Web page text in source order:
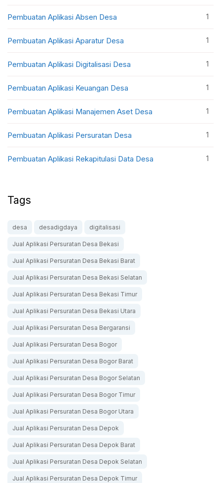
Pembuatan Aplikasi Absen Desa 1
Pembuatan Aplikasi Aparatur Desa 1
Pembuatan Aplikasi Digitalisasi Desa 1
Pembuatan Aplikasi Keuangan Desa 1
Pembuatan Aplikasi Manajemen Aset Desa 1
Pembuatan Aplikasi Persuratan Desa 1
Pembuatan Aplikasi Rekapitulasi Data Desa 1
Tags
desa desadigdaya digitalisasi
Jual Aplikasi Persuratan Desa Bekasi
Jual Aplikasi Persuratan Desa Bekasi Barat
Jual Aplikasi Persuratan Desa Bekasi Selatan
Jual Aplikasi Persuratan Desa Bekasi Timur
Jual Aplikasi Persuratan Desa Bekasi Utara
Jual Aplikasi Persuratan Desa Bergaransi
Jual Aplikasi Persuratan Desa Bogor
Jual Aplikasi Persuratan Desa Bogor Barat
Jual Aplikasi Persuratan Desa Bogor Selatan
Jual Aplikasi Persuratan Desa Bogor Timur
Jual Aplikasi Persuratan Desa Bogor Utara
Jual Aplikasi Persuratan Desa Depok
Jual Aplikasi Persuratan Desa Depok Barat
Jual Aplikasi Persuratan Desa Depok Selatan
Jual Aplikasi Persuratan Desa Depok Timur